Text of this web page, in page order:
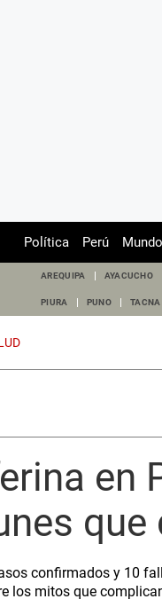
Política Perú Mundo
AREQUIPA AYACUCHO
PIURA PUNO TACNA
en
que
confirmados y 10
los mitos que